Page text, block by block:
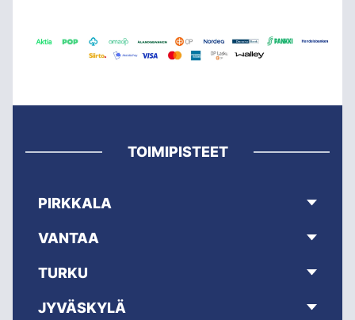
TOIMIPISTEET
PIRKKALA
VANTAA
TURKU
JYVÄSKYLÄ